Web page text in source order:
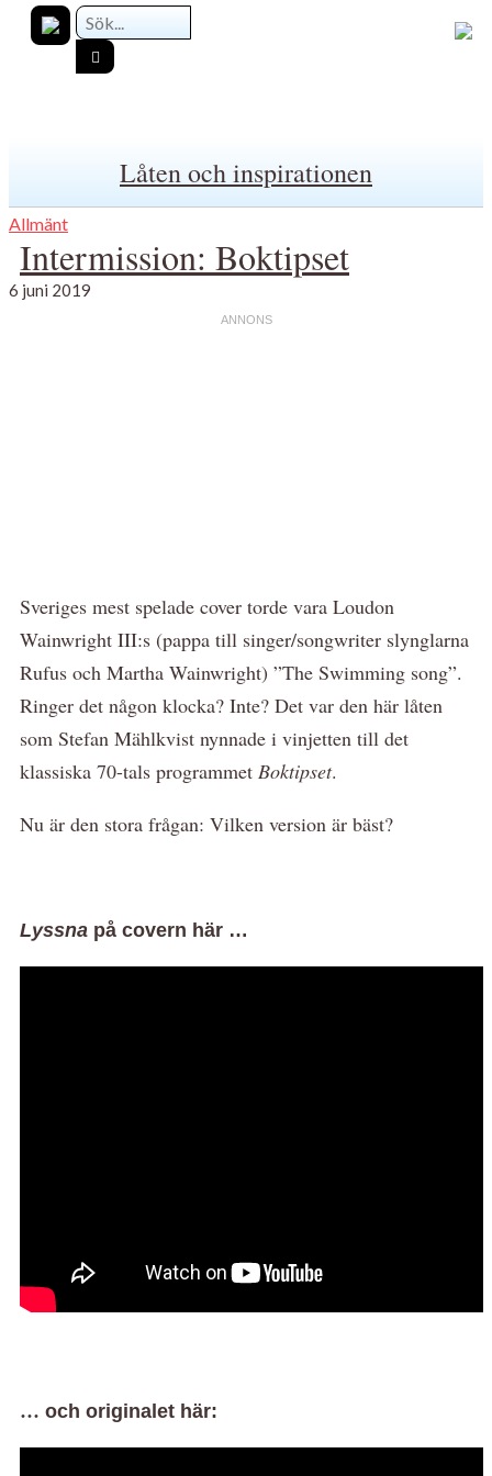
Låten och inspirationen
Allmänt
Intermission: Boktipset
6 juni 2019
Sveriges mest spelade cover torde vara Loudon
Wainwright III:s (pappa till singer/songwriter slynglarna
Rufus och Martha Wainwright) ”The Swimming song”.
Ringer det någon klocka? Inte? Det var den här låten
som Stefan Mählkvist nynnade i vinjetten till det
klassiska 70-tals programmet Boktipset.
Nu är den stora frågan: Vilken version är bäst?
Lyssna på covern här …
… och originalet här: